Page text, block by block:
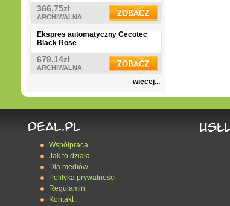
366,75zł
ARCHIWALNA
Ekspres automatyczny Cecotec
Black Rose
679,14zł
ARCHIWALNA
więcej...
Współpraca
Jak to działa
Dla mediów
Polityka prywatności
Regulamin
Kontakt